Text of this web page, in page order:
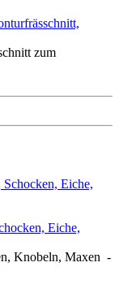
zum
Eiche,
Knobeln, Maxen -